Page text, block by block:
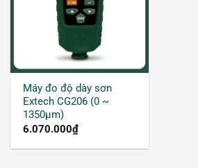
toán ra chiều dày của lớp phủ.
Máy đo độ dày sơn
Extech CG206 (0 ~
1350μm)
6.070.000₫